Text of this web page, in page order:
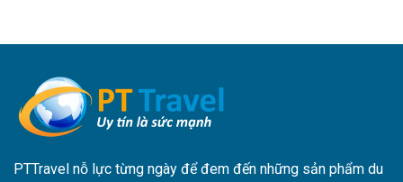
PTTravel nỗ lực từng ngày để đem đến những sản phẩm du